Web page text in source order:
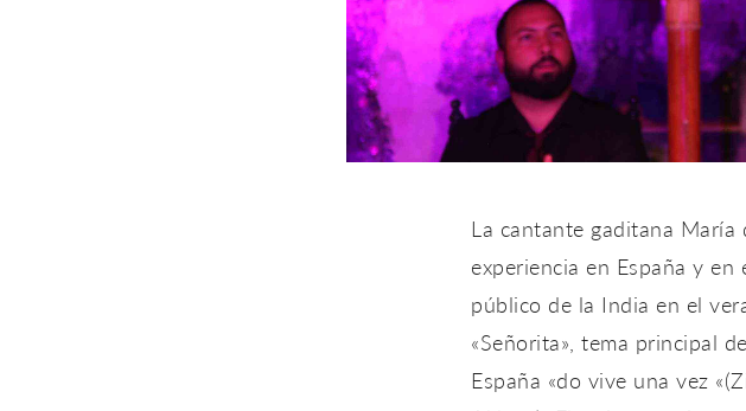
La cantante gaditana
experiencia en España y
público de la India en el
«Señorita», tema principal
España «do vive una vez